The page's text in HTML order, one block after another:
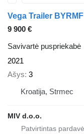
Vega Trailer BYRMF
9 900 €
Savivartė puspriekabė
2021
Ašys 3
Kroatija, Strmec
MIV d.o.o.